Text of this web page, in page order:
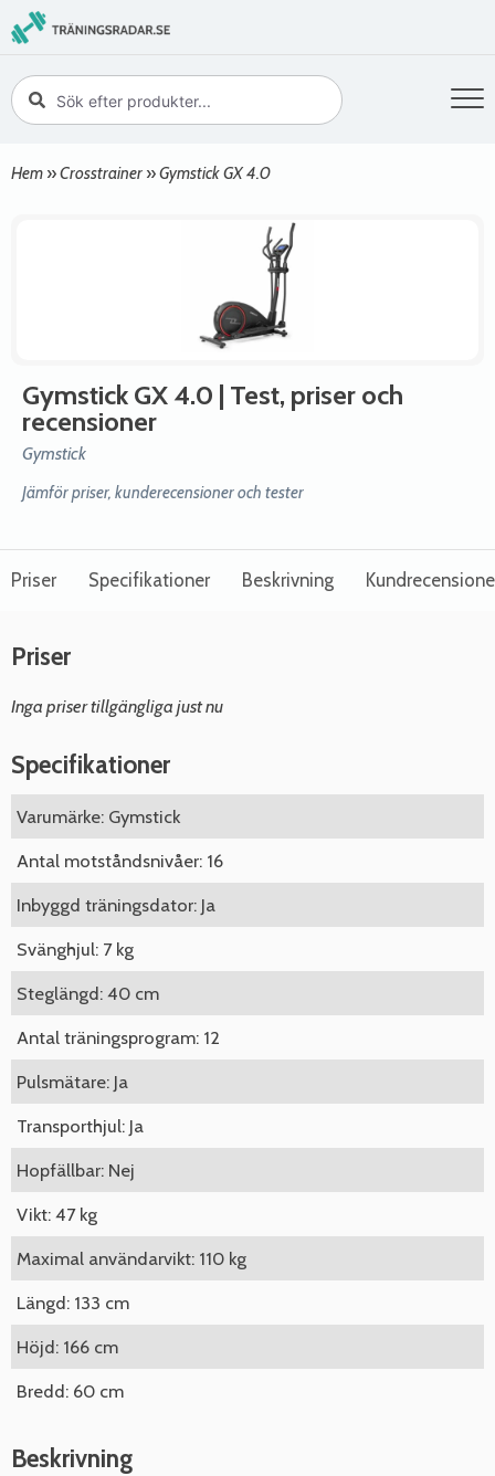
Hem »Crosstrainer »Gymstick GX 4.0
Gymstick GX 4.0 | Test, priser och
recensioner
Gymstick
Jämför priser, kunderecensioner och tester
Priser Specifikationer Beskrivning
Priser
Inga priser tillgängliga just nu
Specifikationer
Varumärke: Gymstick
Antal motståndsnivåer: 16
Inbyggd träningsdator: Ja
Svänghjul: 7 kg
Steglängd: 40 cm
Antal träningsprogram: 12
Pulsmätare: Ja
Transporthjul: Ja
Hopfällbar: Nej
Vikt: 47 kg
Maximal användarvikt: 110 kg
Längd: 133 cm
Höjd: 166 cm
Bredd: 60 cm
Beskrivning